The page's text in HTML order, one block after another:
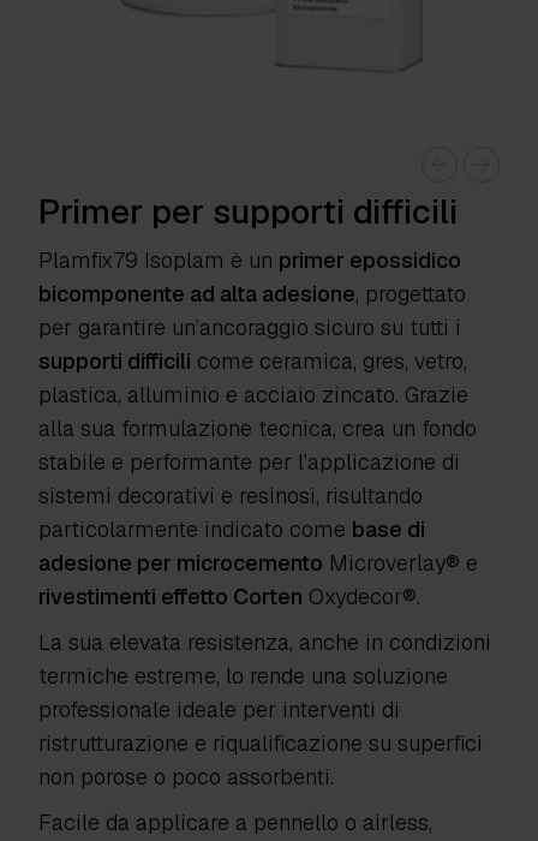
Primer per supporti difficili
Plamfix79 Isoplam è un primer epossidico
bicomponente ad alta adesione, progettato
per garantire un’ancoraggio sicuro su tutti i
supporti difficili come ceramica, gres, vetro,
plastica, alluminio e acciaio zincato. Grazie
alla sua formulazione tecnica, crea un fondo
stabile e performante per l’applicazione di
sistemi decorativi e resinosi, risultando
particolarmente indicato come base di
adesione per microcemento Microverlay® e
rivestimenti effetto Corten Oxydecor®.
La sua elevata resistenza, anche in condizioni
termiche estreme, lo rende una soluzione
professionale ideale per interventi di
ristrutturazione e riqualificazione su superfici
non porose o poco assorbenti.
Facile da applicare a pennello o airless,